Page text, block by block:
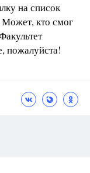
на список
Может, кто смог
пожалуйста!